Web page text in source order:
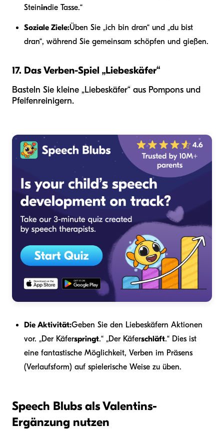
Steinindie Tasse.“
Soziale Ziele:Üben Sie „ich bin dran“ und „du bist
dran“, während Sie gemeinsam schöpfen und gießen.
17. Das Verben-Spiel „Liebeskäfer“
Basteln Sie kleine „Liebeskäfer“ aus Pompons und
Pfeifenreinigern.
Die Aktivität:Geben Sie den Liebeskäfern Aktionen
vor. „Der Käferspringt.“ „Der Käferschläft.“ Dies ist
eine fantastische Möglichkeit, Verben im Präsens
(Verlaufsform) auf spielerische Weise zu üben.
Speech Blubs als Valentins-
Ergänzung nutzen